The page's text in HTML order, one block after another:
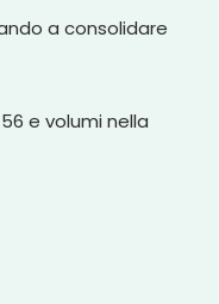
a consolidare
e volumi nella